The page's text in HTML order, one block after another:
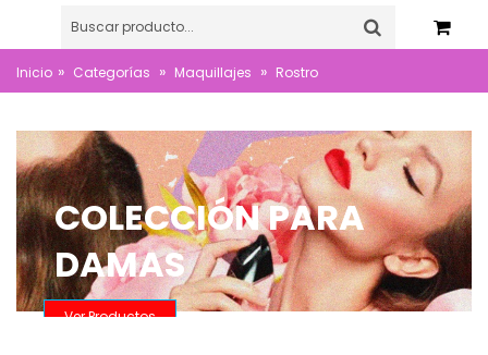
Inicio » Categorías » Maquillajes » Rostro
COLECCIÓN PARA
DAMAS
Ver Productos